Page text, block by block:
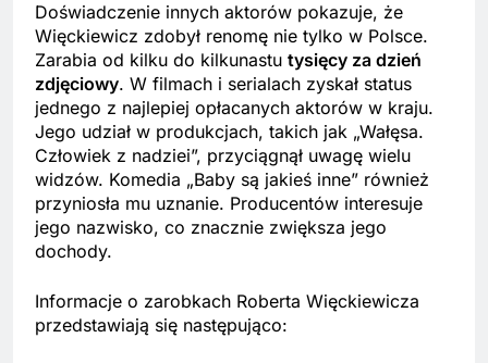
Doświadczenie innych aktorów pokazuje, że
Więckiewicz zdobył renomę nie tylko w Polsce.
Zarabia od kilku do kilkunastu tysięcy za dzień
zdjęciowy. W filmach i serialach zyskał status
jednego z najlepiej opłacanych aktorów w kraju.
Jego udział w produkcjach, takich jak „Wałęsa.
Człowiek z nadziei”, przyciągnął uwagę wielu
widzów. Komedia „Baby są jakieś inne” również
przyniosła mu uznanie. Producentów interesuje
jego nazwisko, co znacznie zwiększa jego
dochody.
Informacje o zarobkach Roberta Więckiewicza
przedstawiają się następująco: